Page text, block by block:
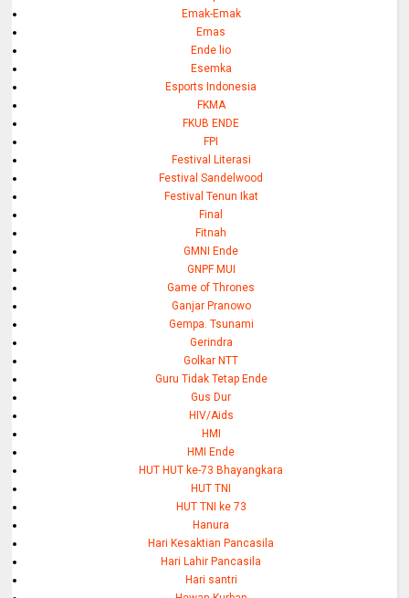
Emak-Emak
Emas
Ende lio
Esemka
Esports Indonesia
FKMA
FKUB ENDE
FPI
Festival Literasi
Festival Sandelwood
Festival Tenun Ikat
Final
Fitnah
GMNI Ende
GNPF MUI
Game of Thrones
Ganjar Pranowo
Gempa. Tsunami
Gerindra
Golkar NTT
Guru Tidak Tetap Ende
Gus Dur
HIV/Aids
HMI
HMI Ende
HUT HUT ke-73 Bhayangkara
HUT TNI
HUT TNI ke 73
Hanura
Hari Kesaktian Pancasila
Hari Lahir Pancasila
Hari santri